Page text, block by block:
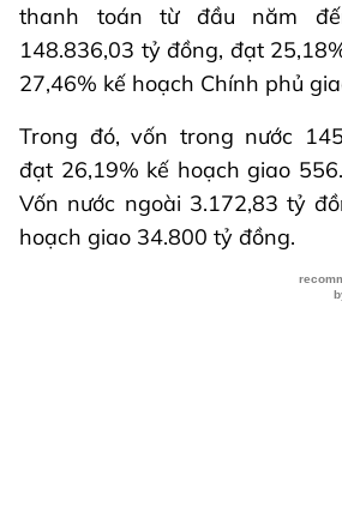
thanh toán từ đầu năm
148.836,03 tỷ đồng, đạt
27,46% kế hoạch Chính phủ
Trong đó, vốn trong nước
đạt 26,19% kế hoạch giao
Vốn nước ngoài 3.172,83 tỷ
hoạch giao 34.800 tỷ đồng.